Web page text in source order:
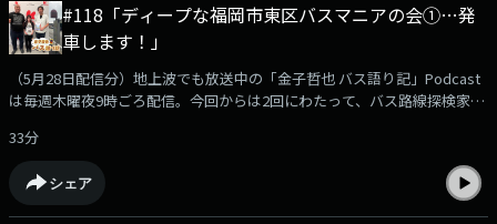
#118「ディープな福岡市東区バスマニアの会①…発
車します！」
（5月28日配信分）地上波でも放送中の「金子哲也 バス語り記」Podcast
は毎週木曜夜9時ごろ配信。今回からは2回にわたって、バス路線探検家の
ィープにトークしています。Podcast限定のおまけ企画「バス停探検隊」
もあります！podcast版のバス語り記もお楽しみください！【出演】金子
哲也（KBCラジオディレクター）沖浜貴彦さん（バス路線探検家）平城勝
太さん（ひらぎさんのおいも 代表）水谷青葉さん
33分
シェア